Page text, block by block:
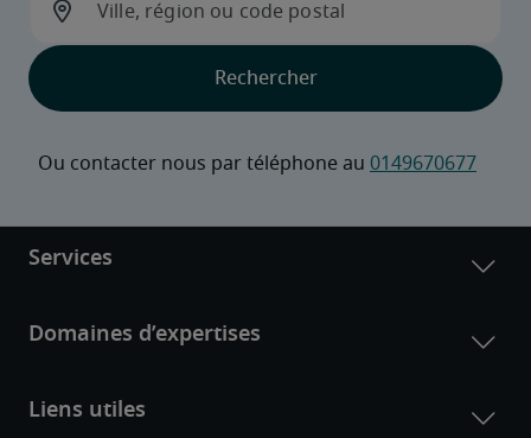
Ou contacter nous par téléphone au 0149670677